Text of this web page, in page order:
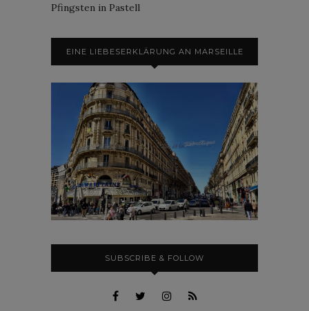
Pfingsten in Pastell
EINE LIEBESERKLÄRUNG AN MARSEILLE
SUBSCRIBE & FOLLOW